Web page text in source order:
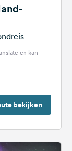
en kan
bekijken